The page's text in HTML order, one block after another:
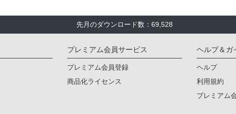
先月のダウンロード数：69,528
プレミアム会員サービス
プレミアム会員登録
商品化ライセンス
ヘルプ＆ガ
ヘルプ
利用規約
プレミアム